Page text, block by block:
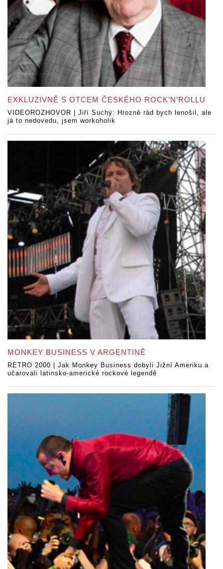
EXKLUZIVNĚ S OTCEM ČESKÉHO ROCK’N’ROLLU
VIDEOROZHOVOR | Jiří Suchý: Hrozně rád bych lenošil, ale
já to nedovedu, jsem workoholik
MONKEY BUSINESS V ARGENTINĚ
RETRO 2000 | Jak Monkey Business dobyli Jižní Ameriku a
učarovali latinsko-americké rockové legendě